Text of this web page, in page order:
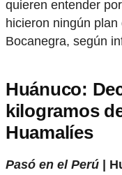
quieren entender
hicieron ningún plan
Bocanegra, según
Huánuco:
kilogramos
Huamalíes
Pasó en el Perú |